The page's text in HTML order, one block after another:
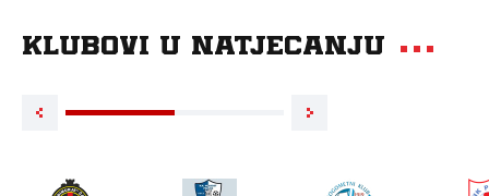
Klubovi u natjecanju